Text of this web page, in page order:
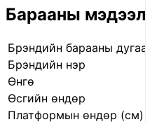
Барааны мэдээлэл
Брэндийн барааны дугаар
Брэндийн нэр
Өнгө
Өсгийн өндөр
Платформын өндөр (см)